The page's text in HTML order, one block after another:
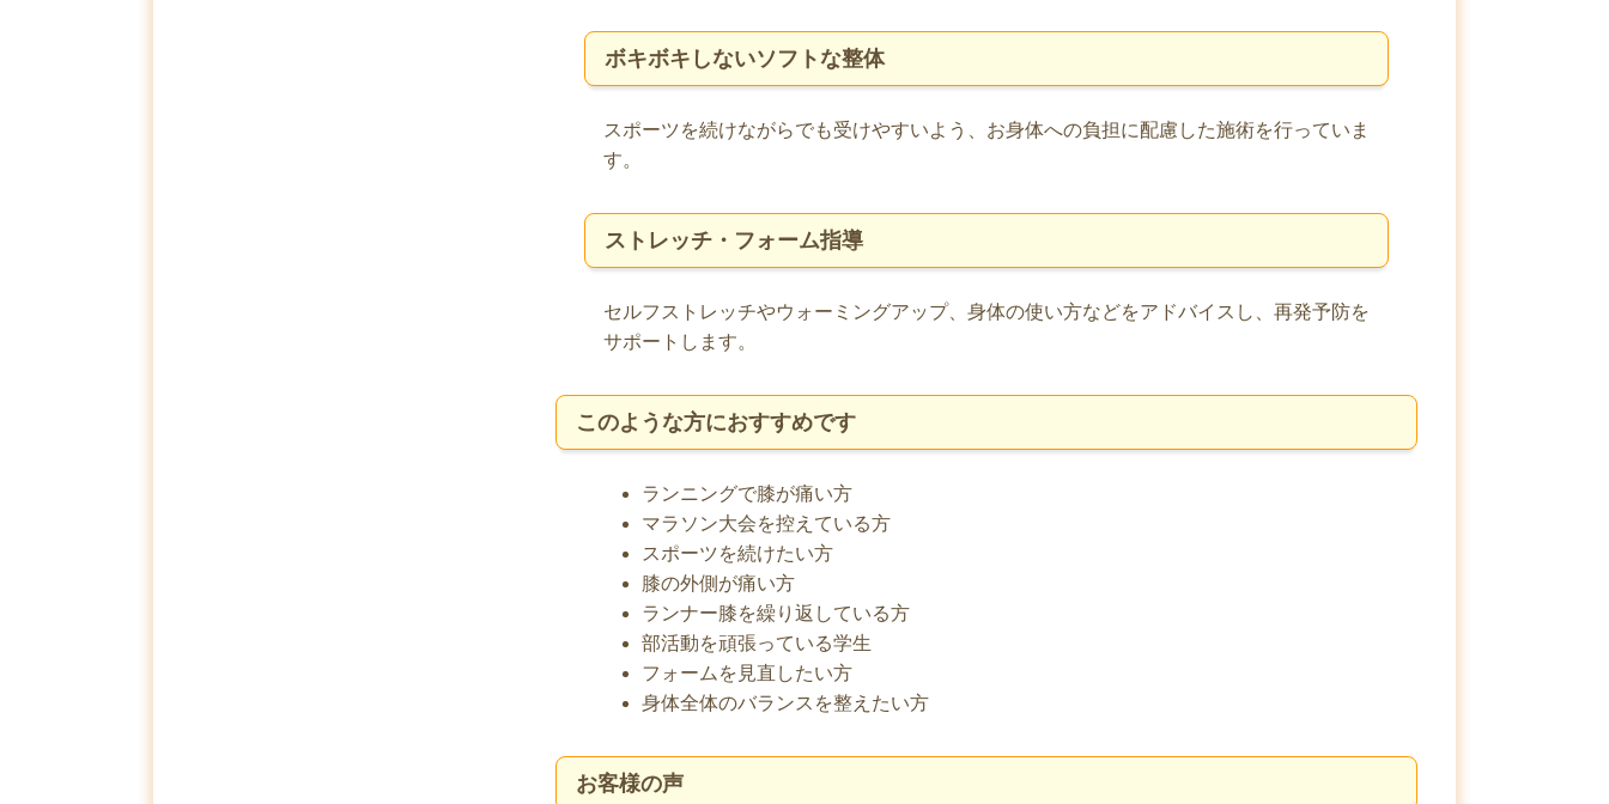
ボキボキしないソフトな整体
スポーツを続けながらでも受けやすいよう、お身体への負担に配慮した施術を行っていま
す。
ストレッチ・フォーム指導
セルフストレッチやウォーミングアップ、身体の使い方などをアドバイスし、再発予防を
サポートします。
このような方におすすめです
ランニングで膝が痛い方
マラソン大会を控えている方
スポーツを続けたい方
膝の外側が痛い方
ランナー膝を繰り返している方
部活動を頑張っている学生
フォームを見直したい方
身体全体のバランスを整えたい方
お客様の声